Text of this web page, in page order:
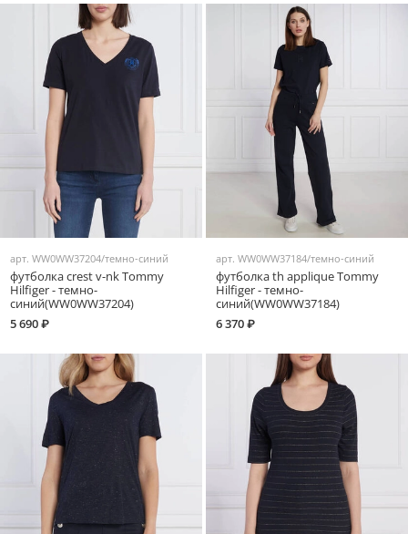
арт.WW0WW37204/темно-синий
футболка crest v-nk Tommy
Hilfiger - темно-
синий(WW0WW37204)
5 690 ₽
арт. WW0WW37184/темно-синий
футболка th applique Tommy
Hilfiger - темно-
синий(WW0WW37184)
6 370 ₽